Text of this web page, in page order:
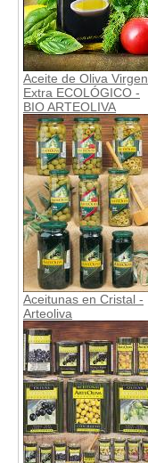
Aceite de Oliva Virgen
Extra ECOLÓGICO -
BIO ARTEOLIVA
Aceitunas en Cristal -
Arteoliva